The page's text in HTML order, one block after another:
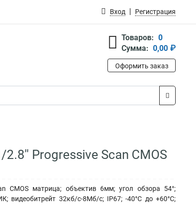
Вход Регистрация
Товаров: 0
Сумма: 0,00 ₽
Оформить заказ
Progressive Scan CMOS
CMOS матрица; объектив 6мм; угол обзора 54°;
видеобитрейт 32кб/с-8Мб/с; IP67; -40°C до +60°C;